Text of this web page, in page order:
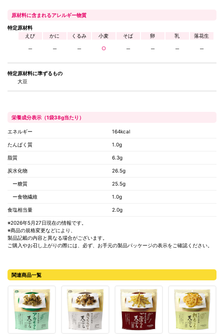
原材料に含まれるアレルギー物質
特定原材料
えび
─
かに
─
くるみ
─
小麦
○
そば
─
卵
─
乳
─
落花生
─
特定原材料に準ずるもの
大豆
栄養成分表示（1袋38g当たり）
エネルギー 164kcal
たんぱく質 1.0g
脂質 6.3g
炭水化物 26.5g
ー糖質 25.5g
ー食物繊維 1.0g
食塩相当量 2.0g
※2026年5月27日現在の情報です。
※商品の規格変更などにより、
製品記載の内容と異なる場合がございます。
ご購入やお召し上がりの際には、必ず、お手元の製品パッケージの表示をご確認ください。
関連商品一覧